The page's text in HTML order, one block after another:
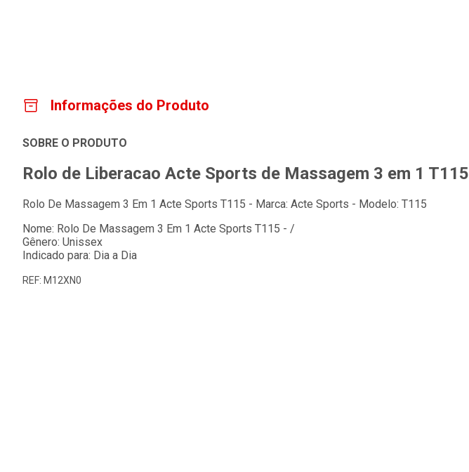
Informações do Produto
SOBRE O PRODUTO
Rolo de Liberacao Acte Sports de Massagem 3 em 1 T115
Rolo De Massagem 3 Em 1 Acte Sports T115 - Marca: Acte Sports - Modelo: T115
Nome: Rolo De Massagem 3 Em 1 Acte Sports T115 - /
Gênero: Unissex
Indicado para: Dia a Dia
REF: M12XN0